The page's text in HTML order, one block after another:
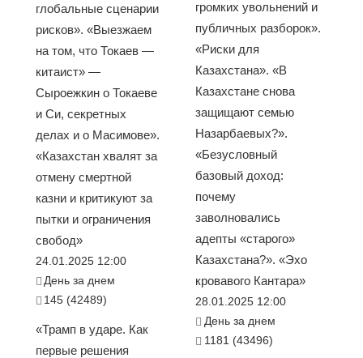
глобальные сценарии
рисков». «Выезжаем
на том, что Токаев —
китаист» —
Сыроежкин о Токаеве
и Си, секретных
делах и о Масимове».
«Казахстан хвалят за
отмену смертной
казни и критикуют за
пытки и ограничения
свобод»
24.01.2025 12:00
День за днем
145 (42489)
«Трамп в ударе. Как
первые решения
громких увольнений и
публичных разборок».
«Риски для
Казахстана». «В
Казахстане снова
защищают семью
Назарбаевых?».
«Безусловный
базовый доход:
почему
заволновались
адепты «старого»
Казахстана?». «Эхо
кровавого Кантара»
28.01.2025 12:00
День за днем
1181 (43496)